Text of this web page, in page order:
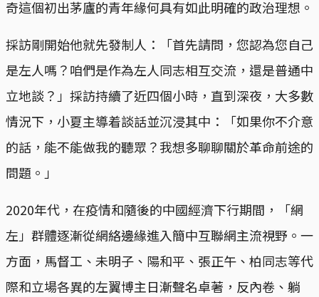
奇這個初出茅廬的青年緣何具有如此明確的政治理想。
採訪剛開始他就先發制人：「首先請問，您認為您自己
是左人嗎？咱們是作為左人同志相互交流，還是普通中
立地談？」採訪持續了近四個小時，直到深夜，大多數
情況下，小夏主導着談話並沉浸其中：「如果你不介意
的話，能不能做我的聽眾？我想多聊聊關於革命前途的
問題。」
2020年代，在疫情和隨後的中國經濟下行期間，「網
左」群體逐漸從網絡邊緣進入簡中互聯網主流視野。一
方面，馬督工、未明子、陽和平、張正午、柏同志等代
際和立場各異的左翼博主日漸聲名卓著，反內卷、躺